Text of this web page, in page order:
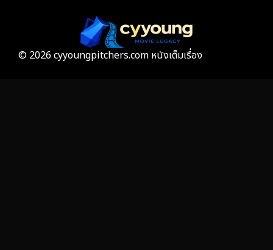
© 2026 cyyoungpitchers.com หนังเต็มเรื่อง